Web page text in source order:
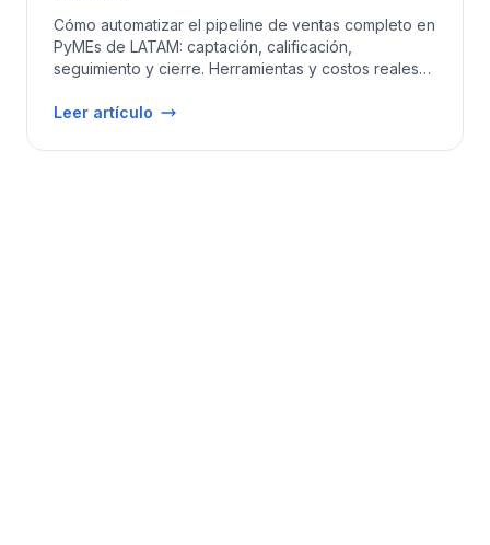
Cómo automatizar el pipeline de ventas completo en
PyMEs de LATAM: captación, calificación,
seguimiento y cierre. Herramientas y costos reales
Leer artículo